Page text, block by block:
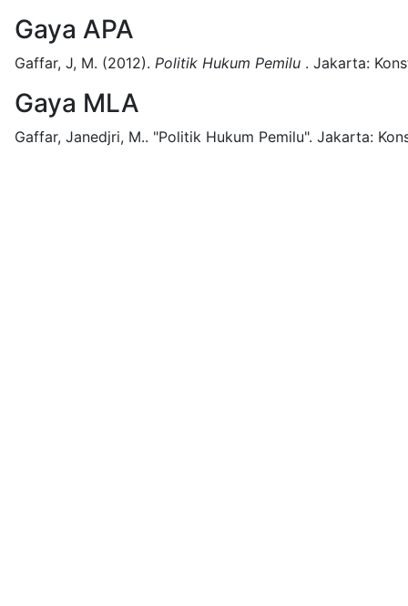
Gaya APA
Gaffar, J, M. (2012). Politik Hukum Pemilu . Jakarta:
Gaya MLA
Gaffar, Janedjri, M.. "Politik Hukum Pemilu". Jakarta: